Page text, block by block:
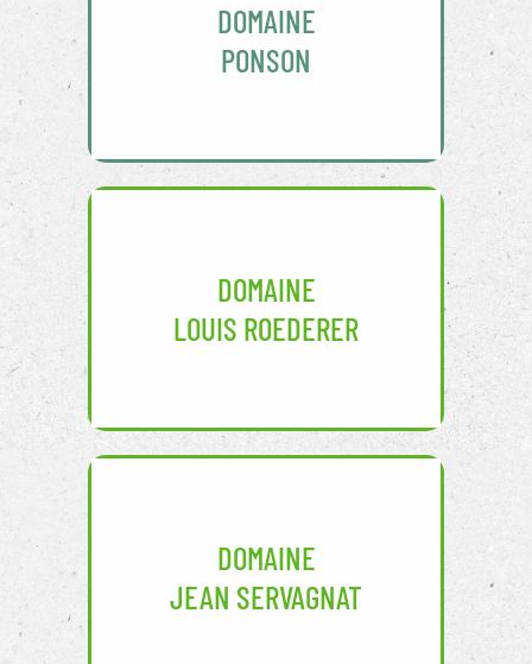
DOMAINE
PONSON
DOMAINE
LOUIS ROEDERER
DOMAINE
JEAN SERVAGNAT